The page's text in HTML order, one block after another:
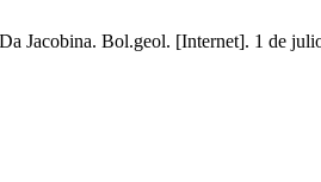
Jacobina. Bol.geol. [Internet]. 1 de